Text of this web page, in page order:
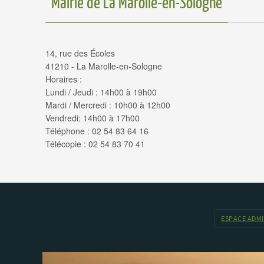
14, rue des Écoles
41210 - La Marolle-en-Sologne
Horaires :
Lundi / Jeudi : 14h00 à 19h00
Mardi / Mercredi : 10h00 à 12h00
Vendredi: 14h00 à 17h00
Téléphone : 02 54 83 64 16
Télécopie : 02 54 83 70 41
ESPACE